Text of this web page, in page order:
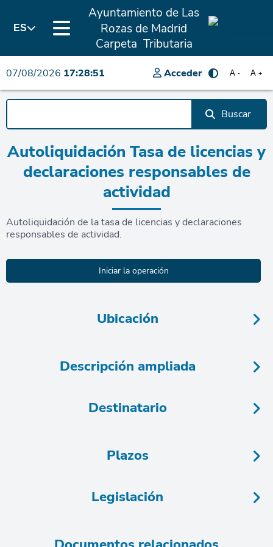
ES
Ayuntamiento de Las
Rozas de Madrid
Carpeta Tributaria
07/08/2026 17:28:51 Acceder A +
A -
Buscar
Autoliquidación Tasa de licencias y
declaraciones responsables de
actividad
Autoliquidación de la tasa de licencias y declaraciones
responsables de actividad.
Ubicación
Descripción ampliada
Destinatario
Plazos
Legislación